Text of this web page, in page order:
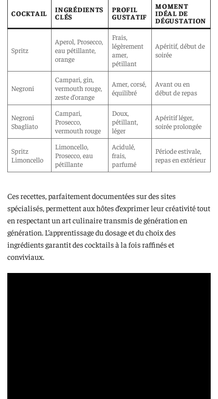
COCKTAIL
INGRÉDIENTS
CLÉS
PROFIL
GUSTATIF
MOMENT
IDÉAL DE
DÉGUSTATION
Spritz
Aperol, Prosecco,
eau pétillante,
orange
Frais,
légèrement
amer,
pétillant
Apéritif, début de
soirée
Negroni
Campari, gin,
vermouth rouge,
zeste d’orange
Amer, corsé,
équilibré
Avant ou en
début de repas
Negroni
Sbagliato
Campari,
Prosecco,
vermouth rouge
Doux,
pétillant,
léger
Apéritif léger,
soirée prolongée
Spritz
Limoncello
Limoncello,
Prosecco, eau
pétillante
Acidulé,
frais,
parfumé
Période estivale,
repas en extérieur
Ces recettes, parfaitement documentées sur des sites
spécialisés, permettent aux hôtes d’exprimer leur créativité tout
en respectant un art culinaire transmis de génération en
génération. L’apprentissage du dosage et du choix des
ingrédients garantit des cocktails à la fois raffinés et
conviviaux.